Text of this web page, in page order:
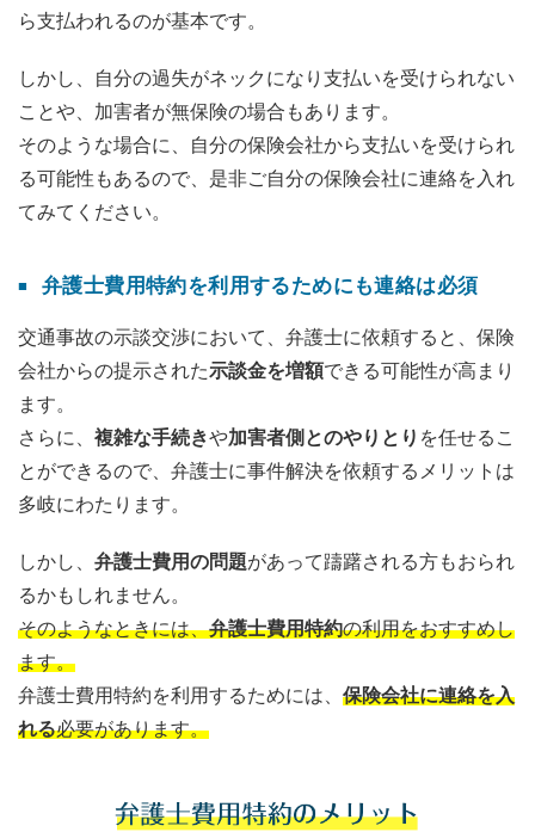
ら支払われるのが基本です。
しかし、自分の過失がネックになり支払いを受けられない
ことや、加害者が無保険の場合もあります。
そのような場合に、自分の保険会社から支払いを受けられ
る可能性もあるので、是非ご自分の保険会社に連絡を入れ
てみてください。
弁護士費用特約を利用するためにも連絡は必須
交通事故の示談交渉において、弁護士に依頼すると、保険
会社からの提示された示談金を増額できる可能性が高まり
ます。
さらに、 複雑な手続きや加害者側とのやりとり を任せるこ
とができるので、弁護士に事件解決を依頼するメリットは
多岐にわたります。
しかし、 弁護士費用の問題があって躊躇される方もおられ
るかもしれません。
そのようなときには、弁護士費用特約の利用をおすすめし
ます。
弁護士費用特約を利用するためには、 保険会社に連絡を入
れる必要があります。